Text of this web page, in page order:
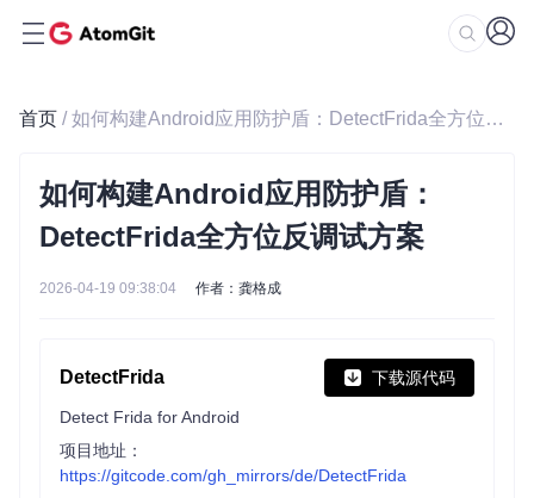
首页 / 如何构建Android应用防护盾：DetectFrida全方位反调试方案
如何构建Android应用防护盾：
DetectFrida全方位反调试方案
2026-04-19 09:38:04 作者：龚格成
DetectFrida 下载源代码
Detect Frida for Android
项目地址：
https://gitcode.com/gh_mirrors/de/DetectFrida